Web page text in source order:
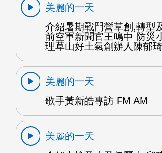
美麗的一天
介紹暑期戰鬥營草創,轉型
前空軍新聞官王鳴中 防災
理草山好土氣創辦人陳郁
美麗的一天
歌手黃新皓專訪 FM AM
美麗的一天